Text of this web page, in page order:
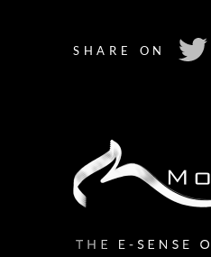
SHARE ON